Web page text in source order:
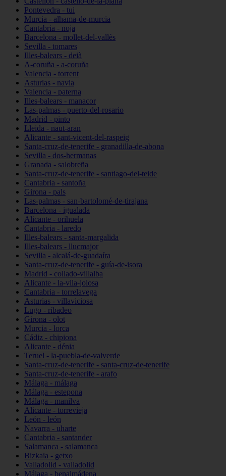
Pontevedra - tui
Murcia - alhama-de-murcia
Cantabria - noja
Barcelona - mollet-del-vallès
Sevilla - tomares
Illes-balears - deià
A-coruña - a-coruña
Valencia - torrent
Asturias - navia
Valencia - paterna
Illes-balears - manacor
Las-palmas - puerto-del-rosario
Madrid - pinto
Lleida - naut-aran
Alicante - sant-vicent-del-raspeig
Santa-cruz-de-tenerife - granadilla-de-abona
Sevilla - dos-hermanas
Granada - salobreña
Santa-cruz-de-tenerife - santiago-del-teide
Cantabria - santoña
Girona - pals
Las-palmas - san-bartolomé-de-tirajana
Barcelona - igualada
Alicante - orihuela
Cantabria - laredo
Illes-balears - santa-margalida
Illes-balears - llucmajor
Sevilla - alcalá-de-guadaíra
Santa-cruz-de-tenerife - guía-de-isora
Madrid - collado-villalba
Alicante - la-vila-joiosa
Cantabria - torrelavega
Asturias - villaviciosa
Lugo - ribadeo
Girona - olot
Murcia - lorca
Cádiz - chipiona
Alicante - dénia
Teruel - la-puebla-de-valverde
Santa-cruz-de-tenerife - santa-cruz-de-tenerife
Santa-cruz-de-tenerife - arafo
Málaga - málaga
Málaga - estepona
Málaga - manilva
Alicante - torrevieja
León - león
Navarra - uharte
Cantabria - santander
Salamanca - salamanca
Bizkaia - getxo
Valladolid - valladolid
Málaga - benalmádena